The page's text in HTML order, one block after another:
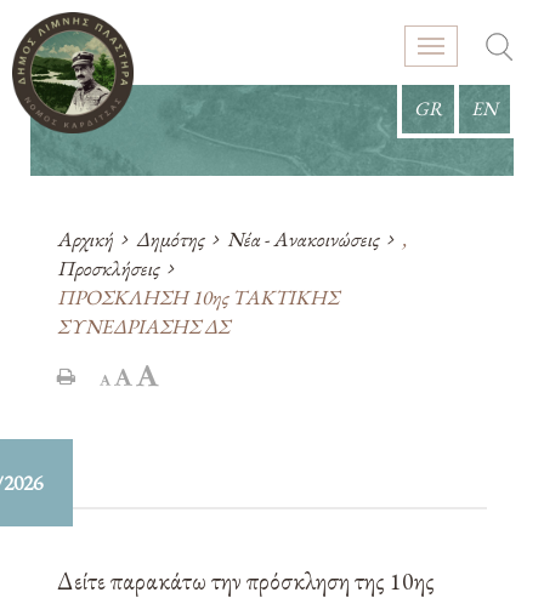
GR EN
Αρχική Δημότης Νέα - Ανακοινώσεις
,
Προσκλήσεις
ΠΡΟΣΚΛΗΣH 10ης ΤΑΚΤΙΚΗΣ
ΣΥΝΕΔΡΙΑΣΗΣ ΔΣ
Δείτε παρακάτω την πρόσκληση της 10ης